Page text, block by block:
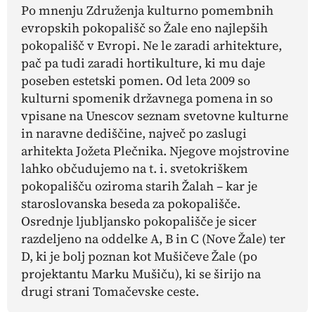
Po mnenju Združenja kulturno pomembnih
evropskih pokopališč so Žale eno najlepših
pokopališč v Evropi. Ne le zaradi arhitekture,
pač pa tudi zaradi hortikulture, ki mu daje
poseben estetski pomen. Od leta 2009 so
kulturni spomenik državnega pomena in so
vpisane na Unescov seznam svetovne kulturne
in naravne dediščine, največ po zaslugi
arhitekta Jožeta Plečnika. Njegove mojstrovine
lahko občudujemo na t. i. svetokriškem
pokopališču oziroma starih Žalah – kar je
staroslovanska beseda za pokopališče.
Osrednje ljubljansko pokopališče je sicer
razdeljeno na oddelke A, B in C (Nove Žale) ter
D, ki je bolj poznan kot Mušičeve Žale (po
projektantu Marku Mušiču), ki se širijo na
drugi strani Tomačevske ceste.